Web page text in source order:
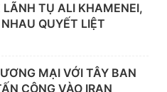
LÃNH TỤ ALI KHAMENEI,
QUYẾT LIỆT
MẠI VỚI TÂY BAN
CÔNG VÀO IRAN